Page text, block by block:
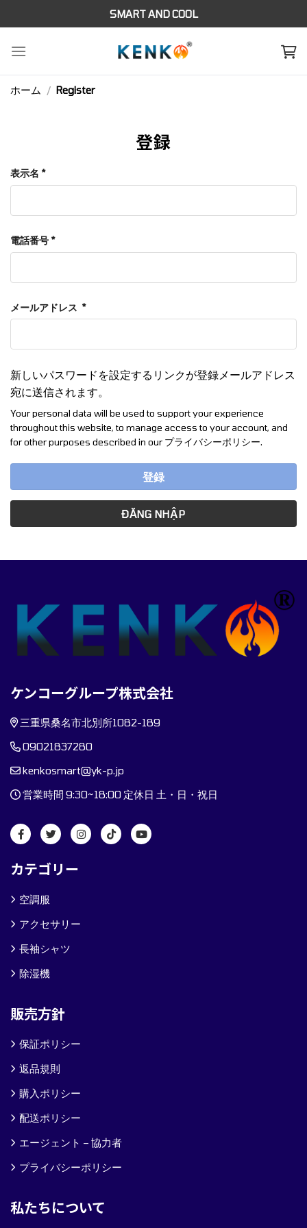
to
SMART AND COOL
ホーム / Register
登録
表示名 *
電話番号 *
メールアドレス *
新しいパスワードを設定するリンクが登録メールアドレス
宛に送信されます。
Your personal data will be used to support your experience
throughout this website, to manage access to your account, and
for other purposes described in our プライバシーポリシー.
登録
ĐĂNG NHẬP
ケンコーグループ株式会社
三重県桑名市北別所1082-189
09021837280
kenkosmart@yk-p.jp
営業時間 9:30~18:00 定休日 土・日・祝日
カテゴリー
空調服
アクセサリー
長袖シャツ
除湿機
販売方針
保証ポリシー
返品規則
購入ポリシー
配送ポリシー
エージェント – 協力者
プライバシーポリシー
私たちについて